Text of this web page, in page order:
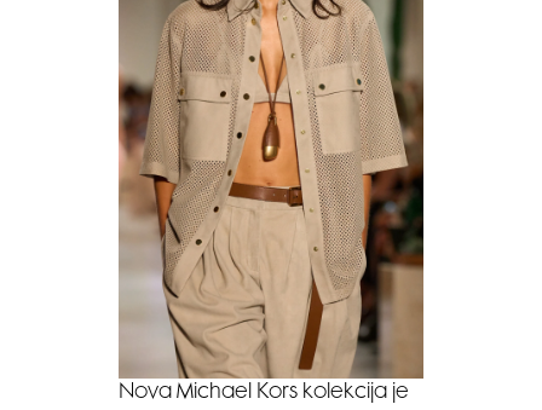
Nova Michael Kors kolekcija je